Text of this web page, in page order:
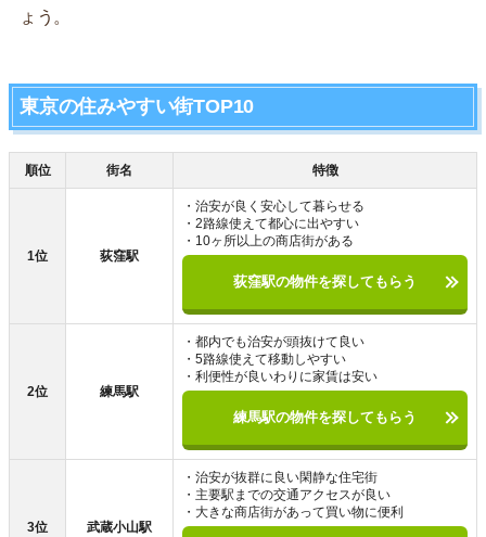
ょう。
東京の住みやすい街TOP10
順位 街名 特徴
1位 荻窪駅
・治安が良く安心して暮らせる
・2路線使えて都心に出やすい
・10ヶ所以上の商店街がある
荻窪駅の物件を探してもらう
2位 練馬駅
・都内でも治安が頭抜けて良い
・5路線使えて移動しやすい
・利便性が良いわりに家賃は安い
練馬駅の物件を探してもらう
3位 武蔵小山駅
・治安が抜群に良い閑静な住宅街
・主要駅までの交通アクセスが良い
・大きな商店街があって買い物に便利